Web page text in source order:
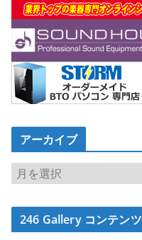
アーカイブ
ア
ー
カ
イ246 Gallery コンテンツ